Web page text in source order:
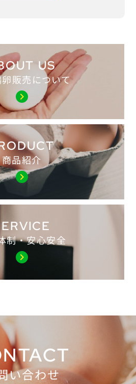
US
販売について
chevron_right
商品紹介
chevron_right
制・安心安全
chevron_right
い合わせ